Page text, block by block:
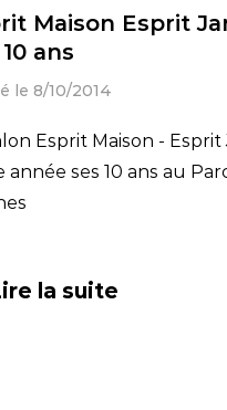
Maison Esprit
ans
le 8/10/2014
Esprit Maison -
année ses 10 ans au
la suite